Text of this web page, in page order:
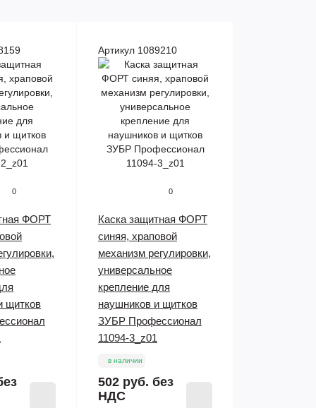
0
ФОРТ
щитков
Артикул 1089210
0
Каска защитная ФОРТ
синяя, храповой
механизм регулировки,
универсальное
крепление для
наушников и щитков
ЗУБР Профессионал
11094-3_z01
в наличии
502 руб. без
НДС